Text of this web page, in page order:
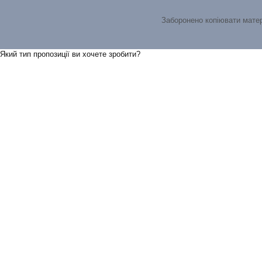
Заборонено копіювати
Який тип пропозицiї ви хочете зробити?